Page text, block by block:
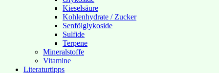
Kieselsäure
Kohlenhydrate / Zucker
Senfölglykoside
Sulfide
Terpene
Mineralstoffe
Vitamine
Literaturtipps